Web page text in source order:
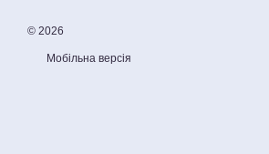
© 2026
Мобільна версія